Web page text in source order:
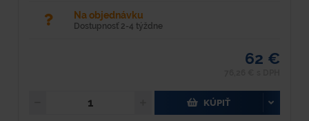
Na objednávku
Dostupnosť 2-4 týždne
62 €
KÚPIŤ